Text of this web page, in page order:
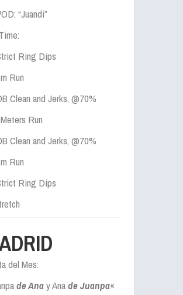
“Juandi”
Ring Dips
Run
Clean and Jerks, @70%
Run
Clean and Jerks, @70%
Run
Ring Dips
del Mes:
de Anay Anade Juanpa«